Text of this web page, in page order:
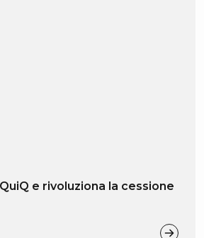
e rivoluziona la cessione